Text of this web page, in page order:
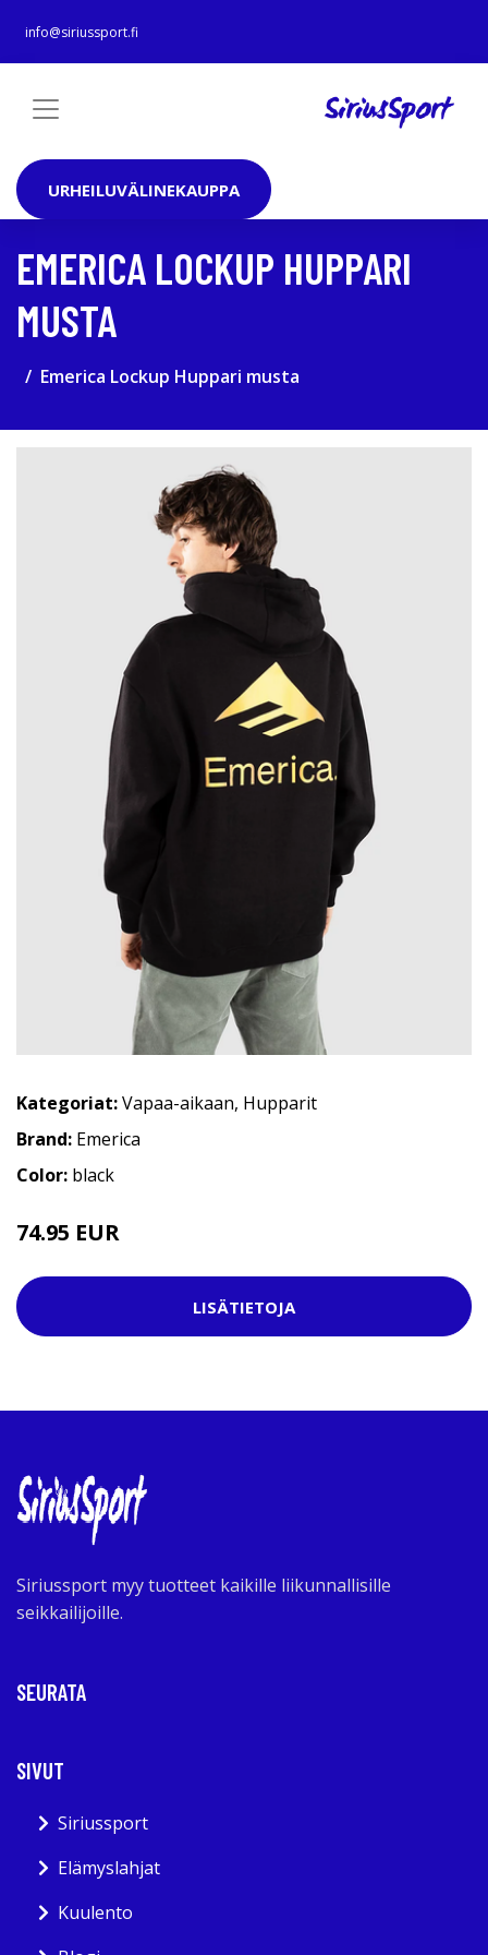
info@siriussport.fi
URHEILUVÄLINEKAUPPA
EMERICA LOCKUP HUPPARI
MUSTA
Emerica Lockup Huppari musta
Kategoriat:Vapaa-aikaan, Hupparit
Brand: Emerica
Color: black
74.95 EUR
LISÄTIETOJA
Siriussport myy tuotteet kaikille liikunnallisille
seikkailijoille.
SEURATA
SIVUT
Siriussport
Elämyslahjat
Kuulento